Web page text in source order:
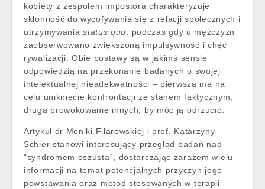
kobiety z zespołem impostora charakteryzuje
skłonność do wycofywania się z relacji społecznych i
utrzymywaniastatus quo , podczas gdy u mężczyzn
zaobserwowano zwiększoną impulsywność i chęć
rywalizacji. Obie postawy są w jakimś sensie
odpowiedzią na przekonanie badanych o swojej
intelektualnej nieadekwatności – pierwsza ma na
celu uniknięcie konfrontacji ze stanem faktycznym,
druga prowokowanie innych, by móc ją odrzucić.
Artykuł dr Moniki Filarowskiej i prof. Katarzyny
Schier stanowi interesujący przegląd badań nad
“syndromem oszusta”, dostarczając zarazem wielu
informacji na temat potencjalnych przyczyn jego
powstawania oraz metod stosowanych w terapii